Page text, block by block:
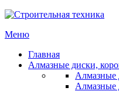
Меню
Главная
Алмазные диски,
Алмазные
Алмазные